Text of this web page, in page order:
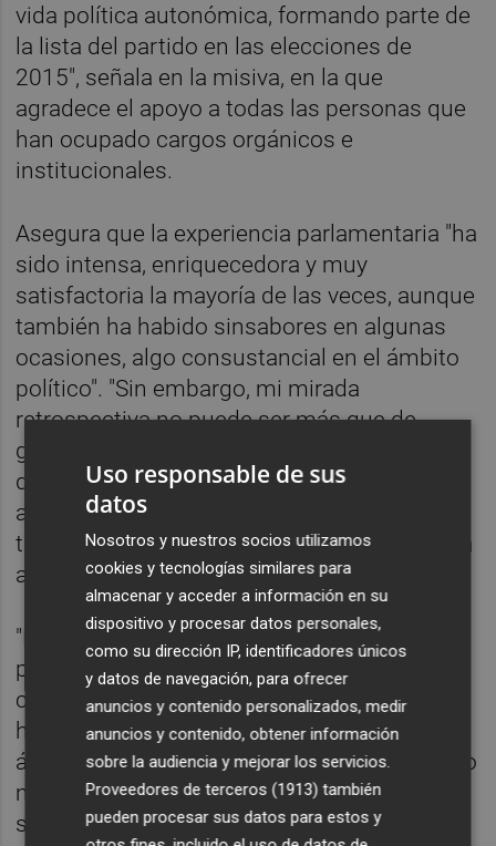
vida política autonómica, formando parte de
la lista del partido en las elecciones de
2015", señala en la misiva, en la que
agradece el apoyo a todas las personas que
han ocupado cargos orgánicos e
institucionales.
Asegura que la experiencia parlamentaria "ha
sido intensa, enriquecedora y muy
satisfactoria la mayoría de las veces, aunque
también ha habido sinsabores en algunas
ocasiones, algo consustancial en el ámbito
político". "Sin embargo, mi mirada
retrospectiva no puede ser más que de
gratitud y reconocimiento, por haberme
dado la posibilidad de aportar mi grano de
arena a sectores, entidades y personas que
tanto necesitan de la ayuda institucional", ha
agregado.
"La lucha siempre continúa para las
personas que trabajamos por objetivos que
consideramos justos, y así lo seguiré
haciendo en el futuro, desde cualquier
ámbito que me permita continuar ofreciendo
mi aportación para la mejora de nuestra
sociedad", concluye Almería.
Uso responsable de sus
datos
Nosotros y nuestros socios utilizamos
cookies y tecnologías similares para
almacenar y acceder a información en su
dispositivo y procesar datos personales,
como su dirección IP, identificadores únicos
y datos de navegación, para ofrecer
anuncios y contenido personalizados, medir
anuncios y contenido, obtener información
sobre la audiencia y mejorar los servicios.
Proveedores de terceros (1913) también
pueden procesar sus datos para estos y